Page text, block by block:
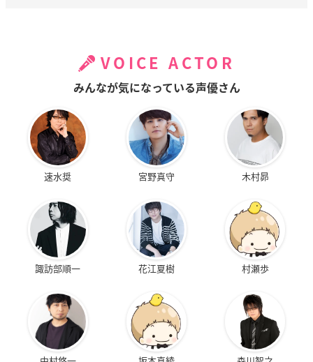
VOICE ACTOR
みんなが気になっている声優さん
速水奨 宮野真守 木村昴
諏訪部順一 花江夏樹 村瀬歩